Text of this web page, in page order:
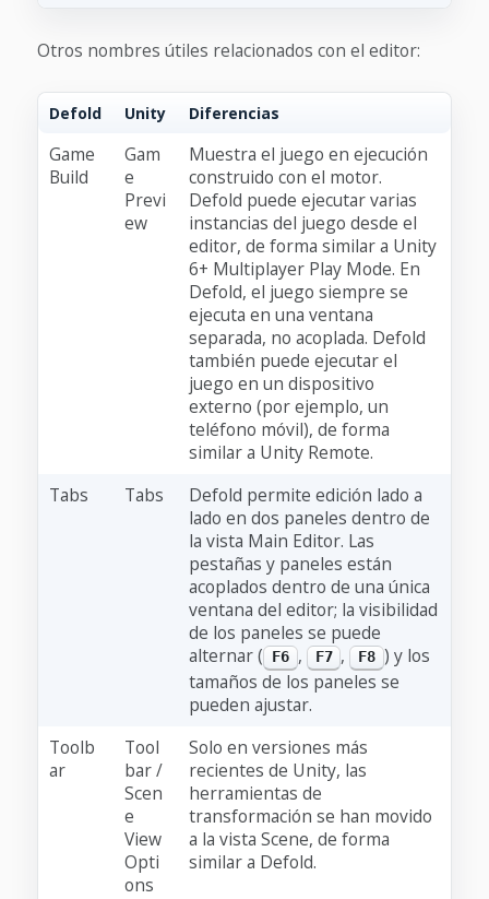
Otros nombres útiles relacionados con el editor:
Defold Unity Diferencias
Game
Build
Gam
e
Previ
ew
Muestra el juego en ejecución
construido con el motor.
Defold puede ejecutar varias
instancias del juego desde el
editor, de forma similar a Unity
6+ Multiplayer Play Mode. En
Defold, el juego siempre se
ejecuta en una ventana
separada, no acoplada. Defold
también puede ejecutar el
juego en un dispositivo
externo (por ejemplo, un
teléfono móvil), de forma
similar a Unity Remote.
Tabs
Tabs
Defold permite edición lado a
lado en dos paneles dentro de
la vista Main Editor. Las
pestañas y paneles están
acoplados dentro de una única
ventana del editor; la visibilidad
de los paneles se puede
alternar (
F6 , F7 , F8 ) y los
tamaños de los paneles se
pueden ajustar.
Toolb
ar
Tool
bar /
Scen
e
View
Opti
ons
Solo en versiones más
recientes de Unity, las
herramientas de
transformación se han movido
a la vista Scene, de forma
similar a Defold.